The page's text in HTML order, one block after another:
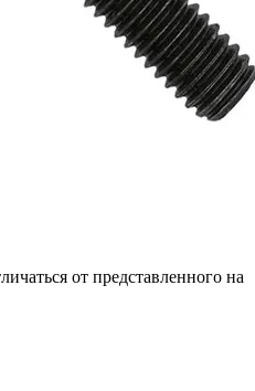
от представленного на